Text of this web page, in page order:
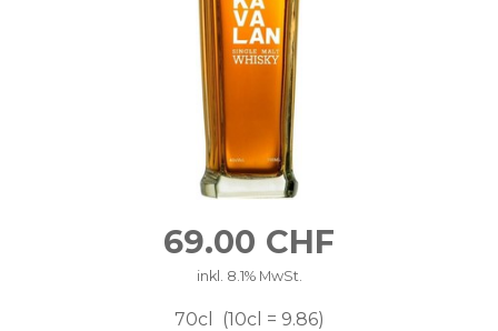
69.00 CHF
inkl. 8.1% MwSt.
70cl 10cl = 9.86